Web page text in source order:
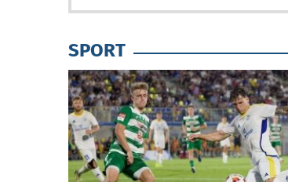
SPORT